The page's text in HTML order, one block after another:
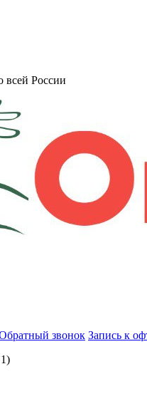
всей России
звонок Запись к